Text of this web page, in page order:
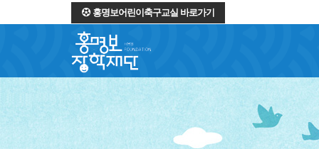
홍명보어린이축구교실 바로가기